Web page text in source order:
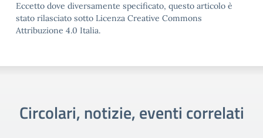
Eccetto dove diversamente specificato, questo articolo è
stato rilasciato sotto Licenza Creative Commons
Attribuzione 4.0 Italia.
Circolari, notizie, eventi correlati